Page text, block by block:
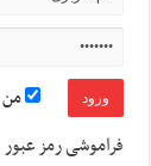
من
فراموشی رمز عبور